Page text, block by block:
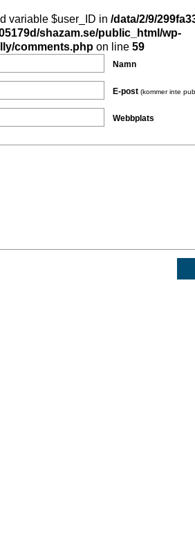
variable $user_ID in /data/2/9/
shazam.se/public_html/wp-
comments.php on line 59
Namn
E-post (kommer inte
Webbplats